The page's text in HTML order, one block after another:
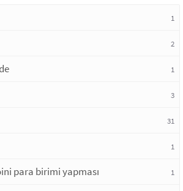
1
2
1
3
31
1
para birimi yapması 1